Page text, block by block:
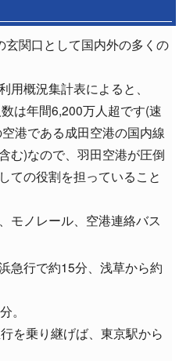
関口として国内外の多くの
用概況集計表によると、
は年間6,200万人超です(速
港である成田空港の国内線
む)なので、羽田空港が圧倒
ての役割を担っていること
モノレール、空港連絡バス
急行で約15分、浅草から約
。
を乗り継げば、東京駅から